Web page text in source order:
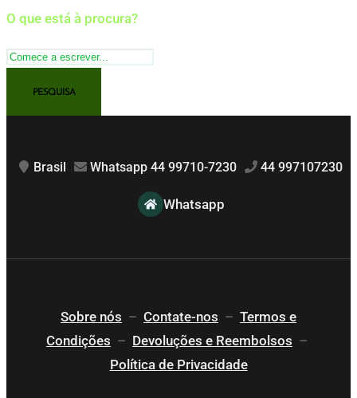
O que está à procura?
Brasil Whatsapp 44 99710-7230 44 997107230
Whatsapp
Sobre nós – Contate-nos – Termos e
Condições – Devoluções e Reembolsos –
Política de Privacidade